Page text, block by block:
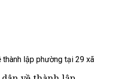
thành lập phường tại 29 xã